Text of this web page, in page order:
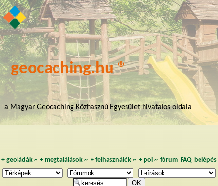
geocaching.hu ®
a Magyar Geocaching Közhasznú Egyesület hivatalos oldala
+ geoládák~ +megtalálások ~ + felhasználók~ + poi~ fórum FAQ belépés